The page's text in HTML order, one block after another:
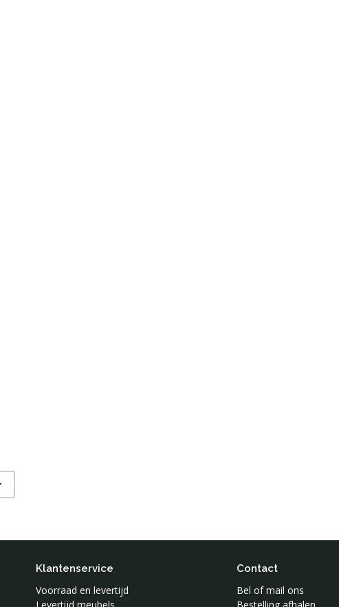
Klantenservice
Voorraad en levertijd
Contact
Bel of mail ons